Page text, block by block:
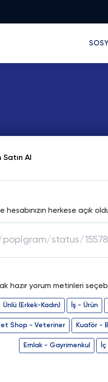
Al
herkese açık
hazır yorum metinleri
Ünlü (Erkek-Kadın) İş - Ürün
Shop - Veteriner Kuaför -
Emlak - Gayrimenkul